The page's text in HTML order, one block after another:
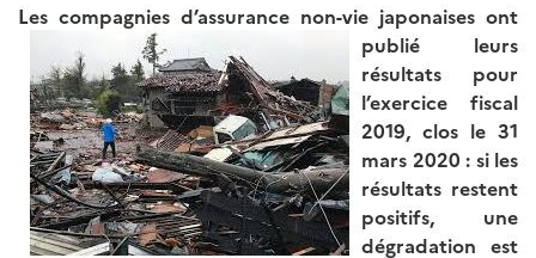
Les compagnies d’assurance non-vie japonaises ont
publié leurs
résultats pour
l’exercice fiscal
2019, clos le 31
mars 2020 : si les
résultats restent
positifs, une
dégradation est